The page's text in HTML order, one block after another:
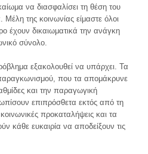
να διασφαλίσει τη θέση του
της κοινωνίας είμαστε όλοι
έχουν δικαιωματικά την ανάγκη
σύνολο.
εξακολουθεί να υπάρχει. Τα
που τα απομάκρυνε
και την παραγωγική
επιπρόσθετα εκτός από τη
προκαταλήψεις και τα
κάθε ευκαιρία να αποδείξουν τις